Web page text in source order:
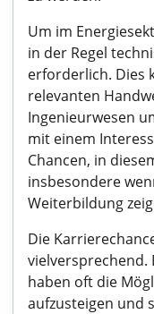
Um im
in der Regel
erforderlich. Dies
relevanten
Ingenieurwesen
mit einem
Chancen, in
insbesondere
Weiterbildung
Die
vielversprechend.
haben oft die
aufzusteigen und